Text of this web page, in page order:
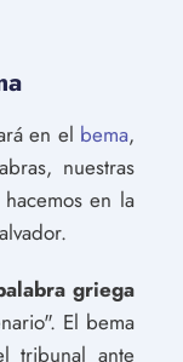
en el bema,
nuestras
en la
griega
El bema
tribunal ante